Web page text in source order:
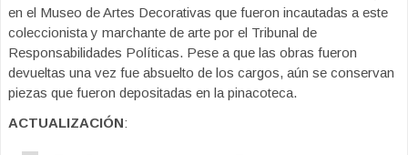
en el Museo de Artes Decorativas que fueron incautadas a este
coleccionista y marchante de arte por el Tribunal de
Responsabilidades Políticas. Pese a que las obras fueron
devueltas una vez fue absuelto de los cargos, aún se conservan
piezas que fueron depositadas en la pinacoteca.
ACTUALIZACIÓN: